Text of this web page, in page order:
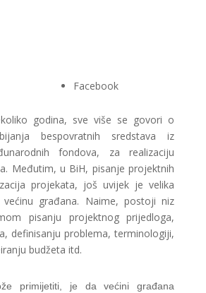
Facebook
godina, sve više se govori o
bespovratnih sredstava iz
fondova, za realizaciju
Međutim, u BiH, pisanje projektnih
projekata, još uvijek je velika
većinu građana. Naime, postoji niz
pisanju projektnog prijedloga,
definisanju problema, terminologiji,
budžeta itd.
primijetiti, je da većini građana